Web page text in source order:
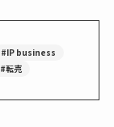
#IP business
#転売